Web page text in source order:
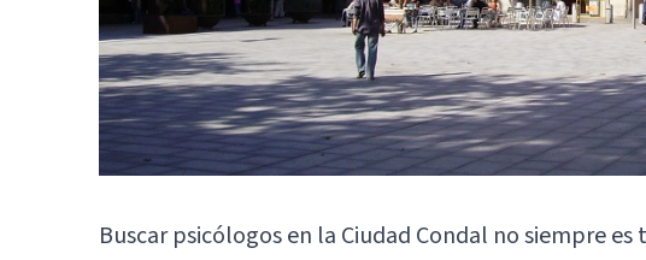
Buscar psicólogos en la Ciudad Condal no siempre